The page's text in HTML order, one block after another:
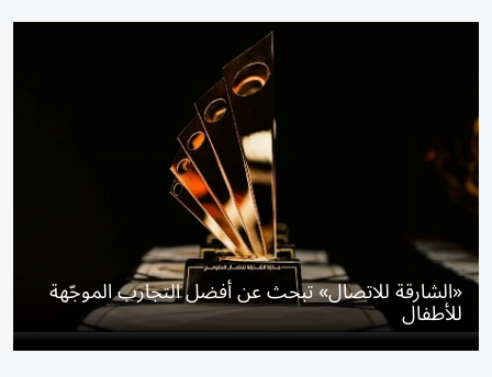
«الشارقة للاتصال» تبحث عن أفضل التجارب الموجّهة
للأطفال